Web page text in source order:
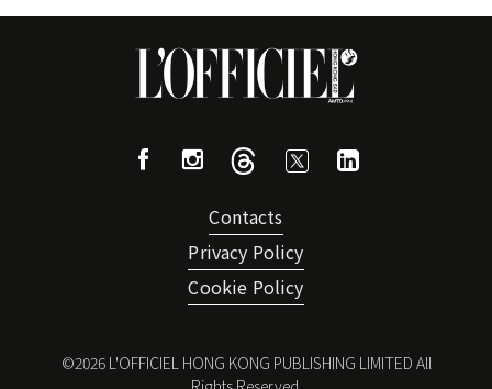
Contacts
Privacy Policy
Cookie Policy
©2026L'OFFICIEL HONG KONG PUBLISHING LIMITED All